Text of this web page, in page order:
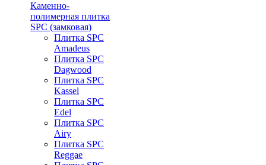
Каменно-
полимерная плитка
SPC (замковая)
Плитка SPC
Amadeus
Плитка SPC
Dagwood
Плитка SPC
Kassel
Плитка SPC
Edel
Плитка SPC
Airy
Плитка SPC
Reggae